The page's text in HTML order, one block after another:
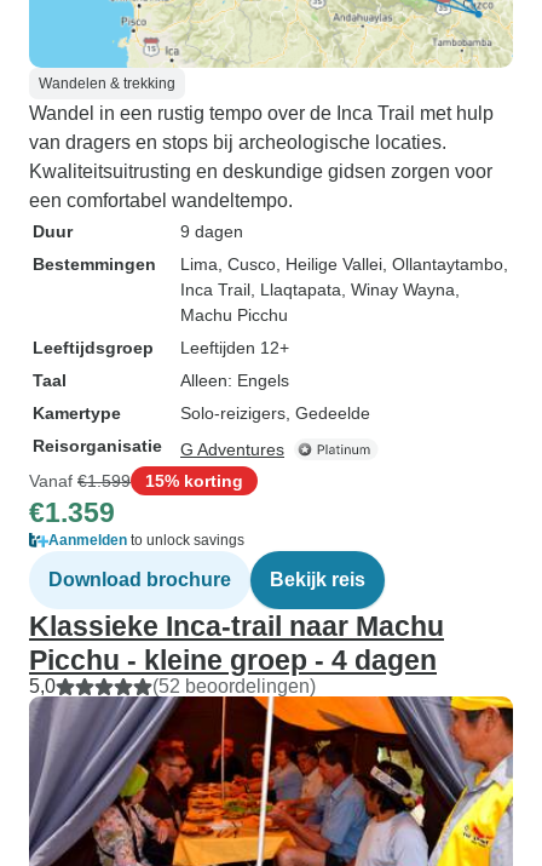
Wandelen & trekking
Wandel in een rustig tempo over de Inca Trail met hulp
van dragers en stops bij archeologische locaties.
Kwaliteitsuitrusting en deskundige gidsen zorgen voor
een comfortabel wandeltempo.
Duur
9 dagen
Bestemmingen
Lima , Cusco , Heilige Vallei , Ollantaytambo
Inca Trail , Llaqtapata , Winay Wayna
Machu Picchu
Leeftijdsgroep
Leeftijden 12+
Taal
Alleen: Engels
Kamertype
Solo-reizigers, Gedeelde
Reisorganisatie
G Adventures
Vanaf €1.599 15% korting
€1.359
Aanmelden to unlock savings
Download brochure Bekijk reis
Klassieke Inca-trail naar Machu
Picchu - kleine groep - 4 dagen
5,0 (52 beoordelingen)